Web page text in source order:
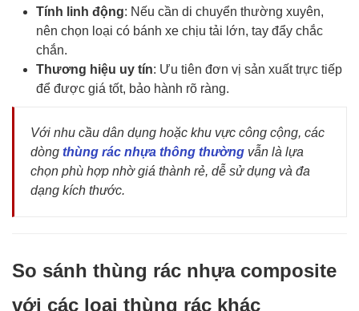
Tính linh động: Nếu cần di chuyển thường xuyên,
nên chọn loại có bánh xe chịu tải lớn, tay đẩy chắc
chắn.
Thương hiệu uy tín: Ưu tiên đơn vị sản xuất trực tiếp
để được giá tốt, bảo hành rõ ràng.
Với nhu cầu dân dụng hoặc khu vực công cộng, các
dòng thùng rác nhựa thông thường vẫn là lựa
chọn phù hợp nhờ giá thành rẻ, dễ sử dụng và đa
dạng kích thước.
So sánh thùng rác nhựa composite
với các loại thùng rác khác